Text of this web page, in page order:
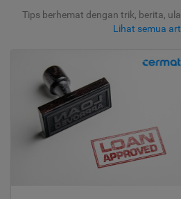
Tips berhemat dengan trik, berita,
Lihat semua